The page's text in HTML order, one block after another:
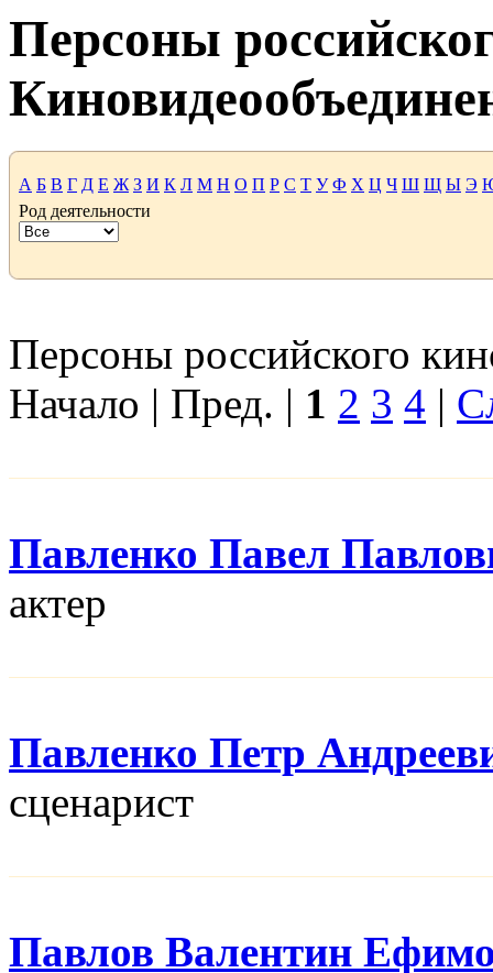
Персоны
А Б В Г Д Е Ж З И К Л М Н О П Р С Т У Ф Х Ц Ч Ш Щ Ы Э
Род деятельности
Персоны российского
Начало | Пред. | 1 2 3 4 |
Павленко Павел
актер
Павленко Петр
сценарист
Павлов Валентин